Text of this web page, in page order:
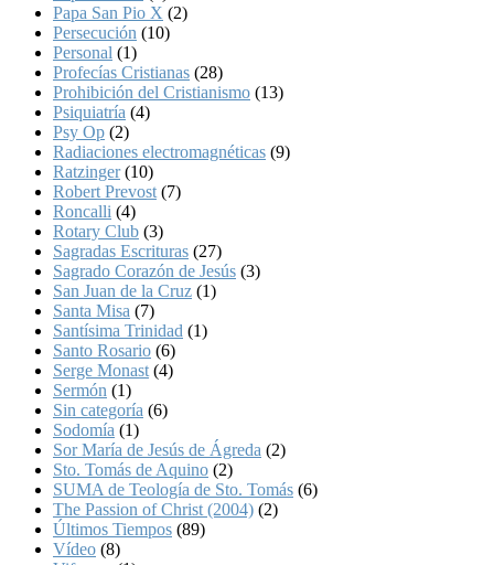
Papa San Pio X (2)
Persecución (10)
Personal (1)
Profecías Cristianas (28)
Prohibición del Cristianismo (13)
Psiquiatría (4)
Psy Op (2)
Radiaciones electromagnéticas (9)
Ratzinger(10)
Robert Prevost (7)
Roncalli (4)
Rotary Club (3)
Sagradas Escrituras (27)
Sagrado Corazón de Jesús (3)
San Juan de la Cruz (1)
Santa Misa (7)
Santísima Trinidad (1)
Santo Rosario (6)
Serge Monast (4)
Sermón (1)
Sin categoría (6)
Sodomía (1)
Sor María de Jesús de Ágreda (2)
Sto. Tomás de Aquino (2)
SUMA de Teología de Sto. Tomás (6)
The Passion of Christ (2004) (2)
Últimos Tiempos (89)
Vídeo (8)